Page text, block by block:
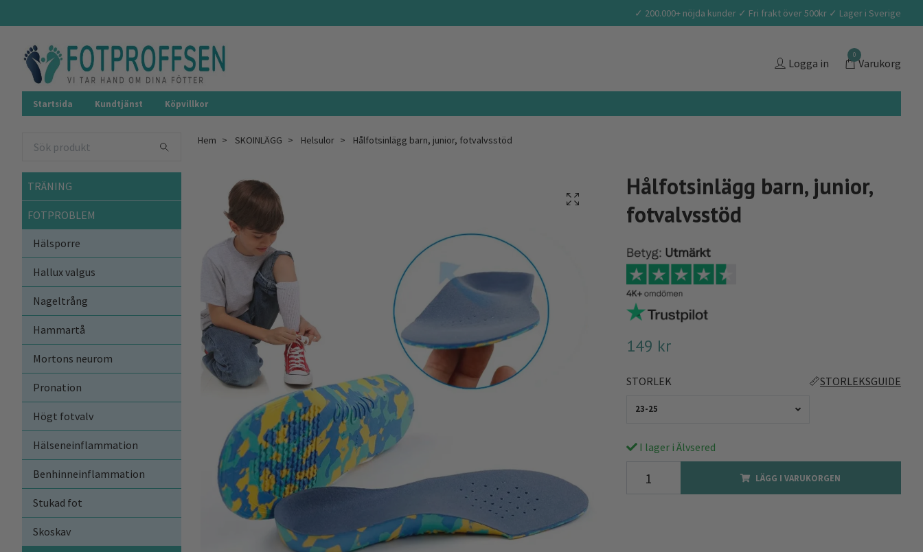
✓ 200.000+ nöjda kunder ✓ Fri frakt över 500kr ✓ Lager i Sverige
Logga in
0
Varukorg
Startsida Kundtjänst Köpvillkor
TRÄNING
FOTPROBLEM
Hälsporre
Hallux valgus
Nageltrång
Hammartå
Mortons neurom
Pronation
Högt fotvalv
Hälseneinflammation
Benhinneinflammation
Stukad fot
Skoskav
Hem SKOINLÄGG Helsulor Hålfotsinlägg barn, junior, fotvalvsstöd
Hålfotsinlägg barn, junior,
fotvalvsstöd
149 kr
STORLEK 📏STORLEKSGUIDE
23-25
I lager i Älvsered
LÄGG I VARUKORGEN